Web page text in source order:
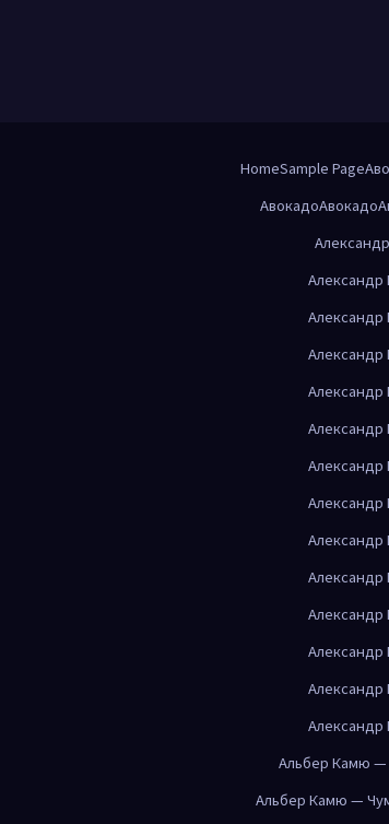
HomeSample Page
АвокадоАвокадо
Альбер Камю
Альбер Камю —